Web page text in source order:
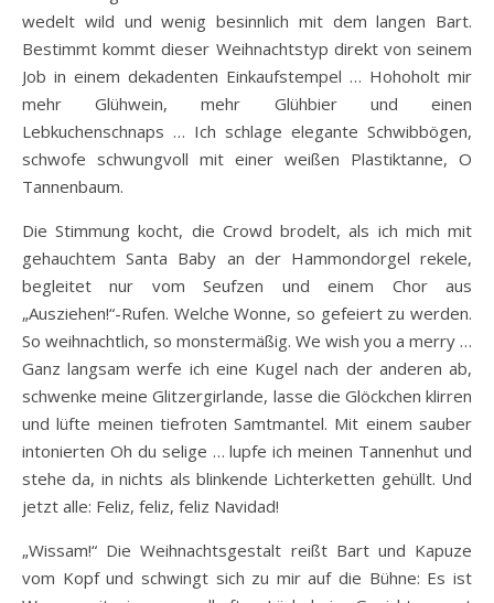
wedelt wild und wenig besinnlich mit dem langen Bart.
Bestimmt kommt dieser Weihnachtstyp direkt von seinem
Job in einem dekadenten Einkaufstempel … Hohoholt mir
mehr Glühwein, mehr Glühbier und einen
Lebkuchenschnaps … Ich schlage elegante Schwibbögen,
schwofe schwungvoll mit einer weißen Plastiktanne, O
Tannenbaum.
Die Stimmung kocht, die Crowd brodelt, als ich mich mit
gehauchtem Santa Baby an der Hammondorgel rekele,
begleitet nur vom Seufzen und einem Chor aus
„Ausziehen!“-Rufen. Welche Wonne, so gefeiert zu werden.
So weihnachtlich, so monstermäßig. We wish you a merry …
Ganz langsam werfe ich eine Kugel nach der anderen ab,
schwenke meine Glitzergirlande, lasse die Glöckchen klirren
und lüfte meinen tiefroten Samtmantel. Mit einem sauber
intonierten Oh du selige … lupfe ich meinen Tannenhut und
stehe da, in nichts als blinkende Lichterketten gehüllt. Und
jetzt alle: Feliz, feliz, feliz Navidad!
„Wissam!“ Die Weihnachtsgestalt reißt Bart und Kapuze
vom Kopf und schwingt sich zu mir auf die Bühne: Es ist